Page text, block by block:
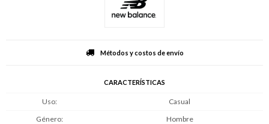
Métodos y costos de envío
CARACTERÍSTICAS
Uso
Casual
Género
Hombre